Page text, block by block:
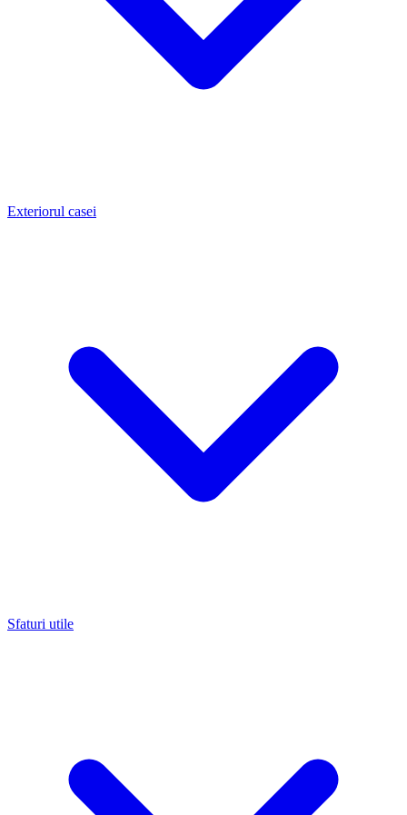
Exteriorul casei
Sfaturi utile